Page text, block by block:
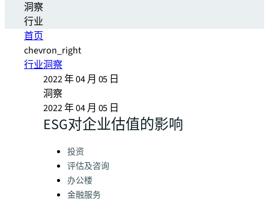
洞察
行业
首页
chevron_right
行业洞察
2022 年 04 月 05 日
洞察
2022 年 04 月 05 日
ESG对企业估值的影响
Categories:
投资
评估及咨询
办公楼
金融服务